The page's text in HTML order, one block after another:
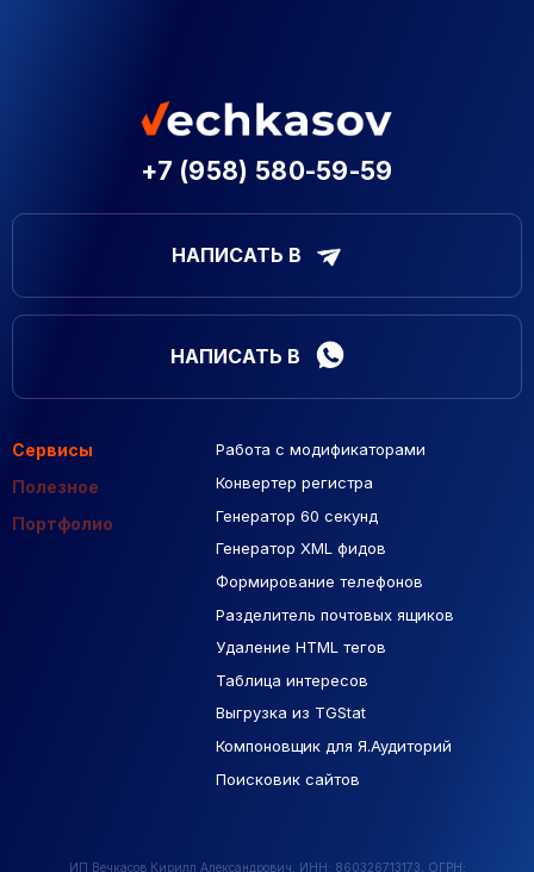
+7 (958) 580-59-59
НАПИСАТЬ В
НАПИСАТЬ В
Сервисы
Полезное
Портфолио
Работа с модификаторами
Конвертер регистра
Генератор 60 секунд
Генератор XML фидов
Формирование телефонов
Разделитель почтовых ящиков
Удаление HTML тегов
Таблица интересов
Выгрузка из TGStat
Компоновщик для Я.Аудиторий
Поисковик сайтов
Подборка сайтов
Макеты Figma
База Яндекс Карты
РСЯ площадки
Созданные сайты
Контекстная реклама
ИП Вечкасов Кирилл Александрович, ИНН: 860326713173, ОГРН: